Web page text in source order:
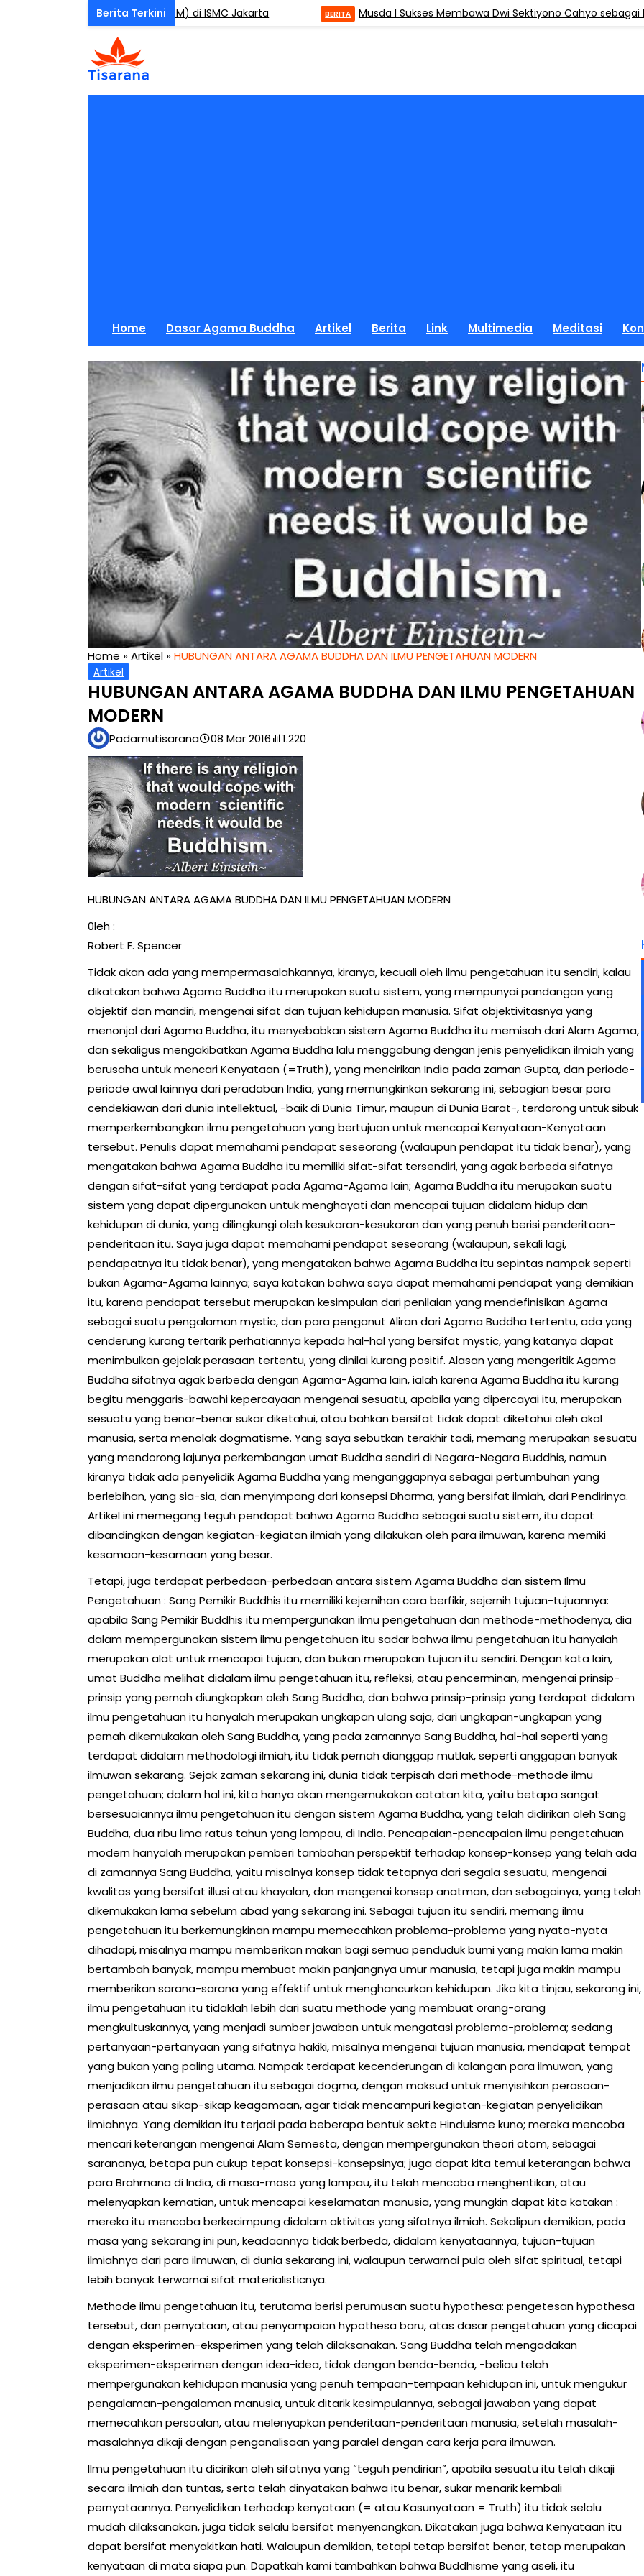
One Day Mindfulness (ODM) di ISMC Jakarta Musda I Sukses Membawa Dwi Sektiyono Cahyo sebagai
Home Dasar Agama Buddha Artikel Berita Link Multimedia Meditasi
Home »Artikel »HUBUNGAN ANTARA AGAMA BUDDHA DAN ILMU PENGETAHUAN MODERN
Artikel
HUBUNGAN ANTARA AGAMA BUDDHA DAN ILMU PENGETAHUAN
MODERN
Padamutisarana 08 Mar 2016 1.220
HUBUNGAN ANTARA AGAMA BUDDHA DAN ILMU PENGETAHUAN MODERN
0leh :
Robert F. Spencer
Tidak akan ada yang mempermasalahkannya, kiranya, kecuali oleh ilmu pengetahuan itu sendiri, kalau
dikatakan bahwa Agama Buddha itu merupakan suatu sistem, yang mempunyai pandangan yang
objektif dan mandiri, mengenai sifat dan tujuan kehidupan manusia. Sifat objektivitasnya yang
menonjol dari Agama Buddha, itu menyebabkan sistem Agama Buddha itu memisah dari Alam Agama,
dan sekaligus mengakibatkan Agama Buddha lalu menggabung dengan jenis penyelidikan ilmiah yang
berusaha untuk mencari Kenyataan (=Truth), yang mencirikan India pada zaman Gupta, dan periode-
periode awal lainnya dari peradaban India, yang memungkinkan sekarang ini, sebagian besar para
cendekiawan dari dunia intellektual, -baik di Dunia Timur, maupun di Dunia Barat-, terdorong untuk sibuk
memperkembangkan ilmu pengetahuan yang bertujuan untuk mencapai Kenyataan-Kenyataan
tersebut. Penulis dapat memahami pendapat seseorang (walaupun pendapat itu tidak benar), yang
mengatakan bahwa Agama Buddha itu memiliki sifat-sifat tersendiri, yang agak berbeda sifatnya
dengan sifat-sifat yang terdapat pada Agama-Agama lain; Agama Buddha itu merupakan suatu
sistem yang dapat dipergunakan untuk menghayati dan mencapai tujuan didalam hidup dan
kehidupan di dunia, yang dilingkungi oleh kesukaran-kesukaran dan yang penuh berisi penderitaan-
penderitaan itu. Saya juga dapat memahami pendapat seseorang (walaupun, sekali lagi,
pendapatnya itu tidak benar), yang mengatakan bahwa Agama Buddha itu sepintas nampak seperti
bukan Agama-Agama lainnya; saya katakan bahwa saya dapat memahami pendapat yang demikian
itu, karena pendapat tersebut merupakan kesimpulan dari penilaian yang mendefinisikan Agama
sebagai suatu pengalaman mystic, dan para penganut Aliran dari Agama Buddha tertentu, ada yang
cenderung kurang tertarik perhatiannya kepada hal-hal yang bersifat mystic, yang katanya dapat
menimbulkan gejolak perasaan tertentu, yang dinilai kurang positif. Alasan yang mengeritik Agama
Buddha sifatnya agak berbeda dengan Agama-Agama lain, ialah karena Agama Buddha itu kurang
begitu menggaris-bawahi kepercayaan mengenai sesuatu, apabila yang dipercayai itu, merupakan
sesuatu yang benar-benar sukar diketahui, atau bahkan bersifat tidak dapat diketahui oleh akal
manusia, serta menolak dogmatisme. Yang saya sebutkan terakhir tadi, memang merupakan sesuatu
yang mendorong lajunya perkembangan umat Buddha sendiri di Negara-Negara Buddhis, namun
kiranya tidak ada penyelidik Agama Buddha yang menganggapnya sebagai pertumbuhan yang
berlebihan, yang sia-sia, dan menyimpang dari konsepsi Dharma, yang bersifat ilmiah, dari Pendirinya.
Artikel ini memegang teguh pendapat bahwa Agama Buddha sebagai suatu sistem, itu dapat
dibandingkan dengan kegiatan-kegiatan ilmiah yang dilakukan oleh para ilmuwan, karena memiki
kesamaan-kesamaan yang besar.
Tetapi, juga terdapat perbedaan-perbedaan antara sistem Agama Buddha dan sistem Ilmu
Pengetahuan : Sang Pemikir Buddhis itu memiliki kejernihan cara berfikir, sejernih tujuan-tujuannya:
apabila Sang Pemikir Buddhis itu mempergunakan ilmu pengetahuan dan methode-methodenya, dia
dalam mempergunakan sistem ilmu pengetahuan itu sadar bahwa ilmu pengetahuan itu hanyalah
merupakan alat untuk mencapai tujuan, dan bukan merupakan tujuan itu sendiri. Dengan kata lain,
umat Buddha melihat didalam ilmu pengetahuan itu, refleksi, atau pencerminan, mengenai prinsip-
prinsip yang pernah diungkapkan oleh Sang Buddha, dan bahwa prinsip-prinsip yang terdapat didalam
ilmu pengetahuan itu hanyalah merupakan ungkapan ulang saja, dari ungkapan-ungkapan yang
pernah dikemukakan oleh Sang Buddha, yang pada zamannya Sang Buddha, hal-hal seperti yang
terdapat didalam methodologi ilmiah, itu tidak pernah dianggap mutlak, seperti anggapan banyak
ilmuwan sekarang. Sejak zaman sekarang ini, dunia tidak terpisah dari methode-methode ilmu
pengetahuan; dalam hal ini, kita hanya akan mengemukakan catatan kita, yaitu betapa sangat
bersesuaiannya ilmu pengetahuan itu dengan sistem Agama Buddha, yang telah didirikan oleh Sang
Buddha, dua ribu lima ratus tahun yang lampau, di India. Pencapaian-pencapaian ilmu pengetahuan
modern hanyalah merupakan pemberi tambahan perspektif terhadap konsep-konsep yang telah ada
di zamannya Sang Buddha, yaitu misalnya konsep tidak tetapnya dari segala sesuatu, mengenai
kwalitas yang bersifat illusi atau khayalan, dan mengenai konsep anatman, dan sebagainya, yang telah
dikemukakan lama sebelum abad yang sekarang ini. Sebagai tujuan itu sendiri, memang ilmu
pengetahuan itu berkemungkinan mampu memecahkan problema-problema yang nyata-nyata
dihadapi, misalnya mampu memberikan makan bagi semua penduduk bumi yang makin lama makin
bertambah banyak, mampu membuat makin panjangnya umur manusia, tetapi juga makin mampu
memberikan sarana-sarana yang effektif untuk menghancurkan kehidupan. Jika kita tinjau, sekarang ini,
ilmu pengetahuan itu tidaklah lebih dari suatu methode yang membuat orang-orang
mengkultuskannya, yang menjadi sumber jawaban untuk mengatasi problema-problema; sedang
pertanyaan-pertanyaan yang sifatnya hakiki, misalnya mengenai tujuan manusia, mendapat tempat
yang bukan yang paling utama. Nampak terdapat kecenderungan di kalangan para ilmuwan, yang
menjadikan ilmu pengetahuan itu sebagai dogma, dengan maksud untuk menyisihkan perasaan-
perasaan atau sikap-sikap keagamaan, agar tidak mencampuri kegiatan-kegiatan penyelidikan
ilmiahnya. Yang demikian itu terjadi pada beberapa bentuk sekte Hinduisme kuno; mereka mencoba
mencari keterangan mengenai Alam Semesta, dengan mempergunakan theori atom, sebagai
sarananya, betapa pun cukup tepat konsepsi-konsepsinya; juga dapat kita temui keterangan bahwa
para Brahmana di India, di masa-masa yang lampau, itu telah mencoba menghentikan, atau
melenyapkan kematian, untuk mencapai keselamatan manusia, yang mungkin dapat kita katakan :
mereka itu mencoba berkecimpung didalam aktivitas yang sifatnya ilmiah. Sekalipun demikian, pada
masa yang sekarang ini pun, keadaannya tidak berbeda, didalam kenyataannya, tujuan-tujuan
ilmiahnya dari para ilmuwan, di dunia sekarang ini, walaupun terwarnai pula oleh sifat spiritual, tetapi
lebih banyak terwarnai sifat materialisticnya.
Methode ilmu pengetahuan itu, terutama berisi perumusan suatu hypothesa: pengetesan hypothesa
tersebut, dan pernyataan, atau penyampaian hypothesa baru, atas dasar pengetahuan yang dicapai
dengan eksperimen-eksperimen yang telah dilaksanakan. Sang Buddha telah mengadakan
eksperimen-eksperimen dengan idea-idea, tidak dengan benda-benda, -beliau telah
mempergunakan kehidupan manusia yang penuh tempaan-tempaan kehidupan ini, untuk mengukur
pengalaman-pengalaman manusia, untuk ditarik kesimpulannya, sebagai jawaban yang dapat
memecahkan persoalan, atau melenyapkan penderitaan-penderitaan manusia, setelah masalah-
masalahnya dikaji dengan penganalisaan yang paralel dengan cara kerja para ilmuwan.
Ilmu pengetahuan itu dicirikan oleh sifatnya yang “teguh pendirian”, apabila sesuatu itu telah dikaji
secara ilmiah dan tuntas, serta telah dinyatakan bahwa itu benar, sukar menarik kembali
pernyataannya. Penyelidikan terhadap kenyataan (= atau Kasunyataan = Truth) itu tidak selalu
mudah dilaksanakan, juga tidak selalu bersifat menyenangkan. Dikatakan juga bahwa Kenyataan itu
dapat bersifat menyakitkan hati. Walaupun demikian, tetapi tetap bersifat benar, tetap merupakan
kenyataan di mata siapa pun. Dapatkah kami tambahkan bahwa Buddhisme yang aseli, itu